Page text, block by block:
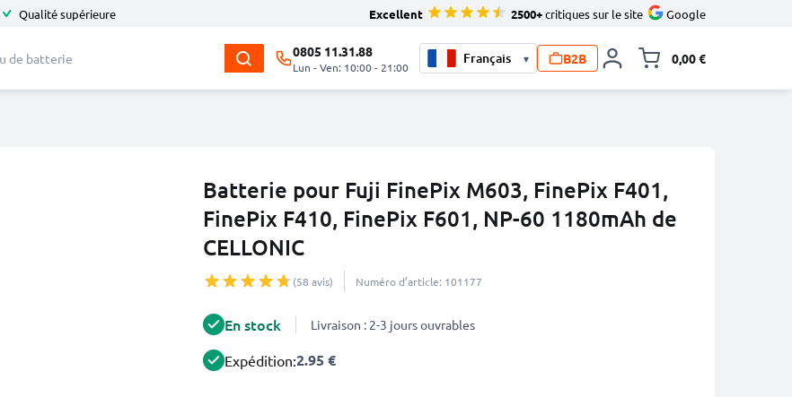
Qualité supérieure Excellent 2500+critiques sur le site Google
0805 11.31.88
Lun - Ven: 10:00 - 21:00
▾ B2B 0,00 €
Batterie pour Fuji FinePix M603, FinePix F401,
FinePix F410, FinePix F601, NP-60 1180mAh de
CELLONIC
(58 avis) Numéro d’article: 101177
En stock Livraison : 2-3 jours ouvrables
Expédition:2.95 €